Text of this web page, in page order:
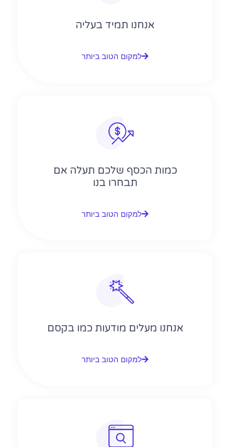
אנחנו תמיד בעליה
למקום הטוב ביותר
כמות הכסף שלכם תעלה אם
תבחרו בנו
למקום הטוב ביותר
אנחנו מעלים מודעות כמו בקסם
למקום הטוב ביותר